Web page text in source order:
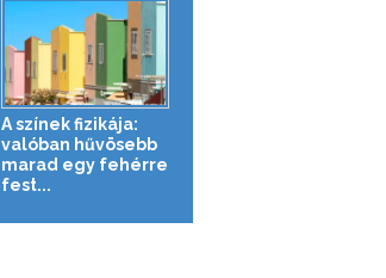
A színek fizikája:
valóban hűvösebb
marad egy fehérre
fest...